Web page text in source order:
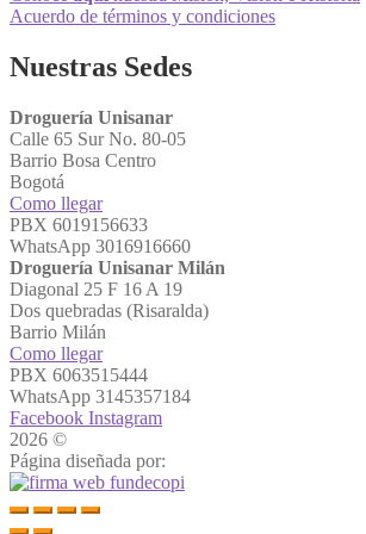
Acuerdo de términos y condiciones
Nuestras Sedes
Droguería Unisanar
Calle 65 Sur No. 80-05
Barrio Bosa Centro
Bogotá
Como llegar
PBX 6019156633
WhatsApp 3016916660
Droguería Unisanar Milán
Diagonal 25 F 16 A 19
Dos quebradas (Risaralda)
Barrio Milán
Como llegar
PBX 6063515444
WhatsApp 3145357184
Facebook Instagram
2026 ©
Página diseñada por: